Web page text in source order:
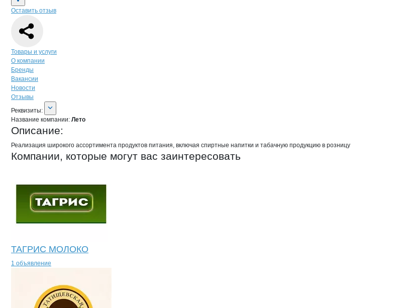
Оставить отзыв
Навигация по странице
Товары и услуги
О компании
Бренды
Вакансии
Новости
Отзывы
О компании
Реквизиты
Реквизиты:
Название компании: Лето
Описание:
Реализация широкого ассортимента продуктов питания, включая спиртные напитки и табачную продукцию в розницу
Компании, которые могут вас заинтересовать
ТАГРИС МОЛОКО
1 объявление